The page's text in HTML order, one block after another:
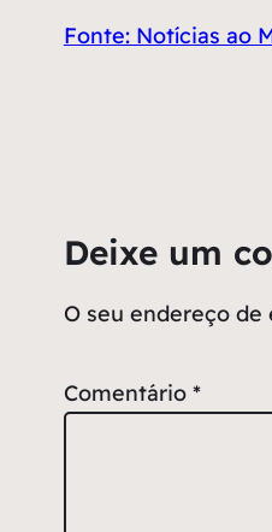
Fonte: Notícias ao
Deixe um
O seu endereço de
Comentário *